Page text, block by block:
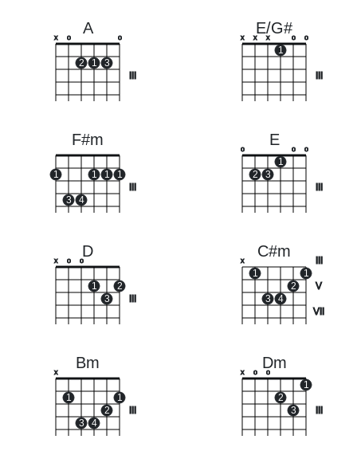
A
x o
2 1 3
o
E/G#
x x x
1
o o
F#m
1
3 4
1 1 1
E
o
2 3
1
o o
D
x o o
1
3
2
C#m
V
VII
x
1
3 4
2
1
Bm
x
1
3 4
2
1
Dm
x o o
2
3
1